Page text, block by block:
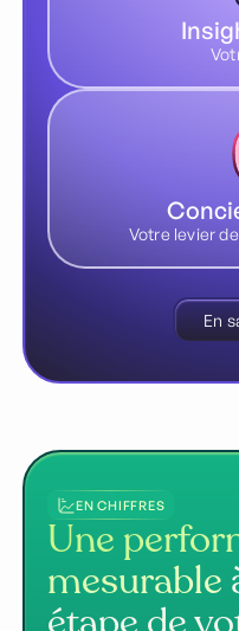
Votre levier
En
EN CHIFFRES
Une
mesurable